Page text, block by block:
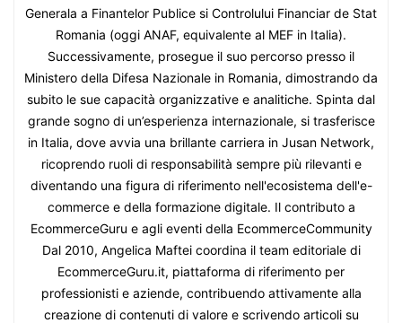
Generala a Finantelor Publice si Controlului Financiar de Stat
Romania (oggi ANAF, equivalente al MEF in Italia).
Successivamente, prosegue il suo percorso presso il
Ministero della Difesa Nazionale in Romania, dimostrando da
subito le sue capacità organizzative e analitiche. Spinta dal
grande sogno di un’esperienza internazionale, si trasferisce
in Italia, dove avvia una brillante carriera in Jusan Network,
ricoprendo ruoli di responsabilità sempre più rilevanti e
diventando una figura di riferimento nell'ecosistema dell'e-
commerce e della formazione digitale. Il contributo a
EcommerceGuru e agli eventi della EcommerceCommunity
Dal 2010, Angelica Maftei coordina il team editoriale di
EcommerceGuru.it, piattaforma di riferimento per
professionisti e aziende, contribuendo attivamente alla
creazione di contenuti di valore e scrivendo articoli su